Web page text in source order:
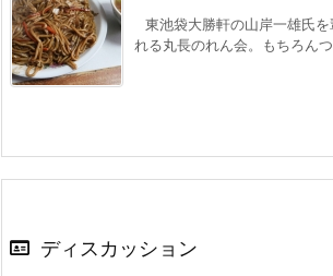
東池袋大勝軒の山岸一雄氏
れる丸長のれん会。もちろん
ディスカッション